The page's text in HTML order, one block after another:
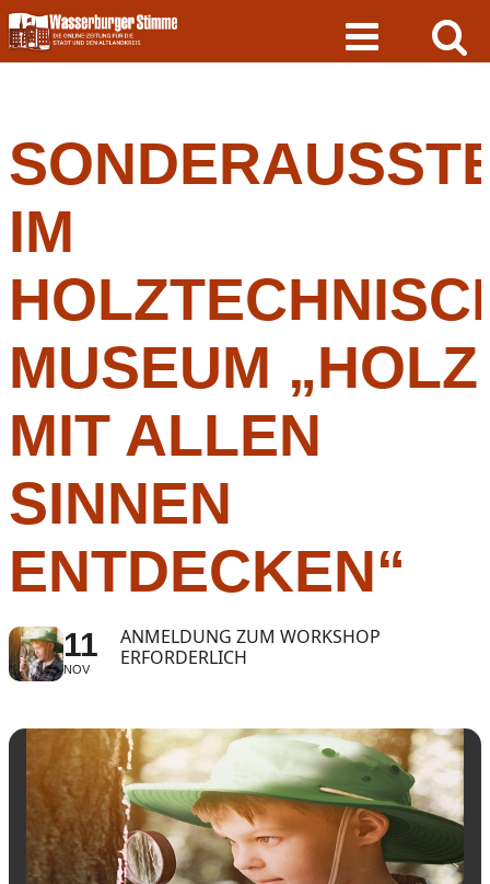
Skip
to
content
IM
MUSEUM „HOLZ
MIT ALLEN
SINNEN
ENTDECKEN“
11
NOV
ANMELDUNG ZUM WORKSHOP
ERFORDERLICH